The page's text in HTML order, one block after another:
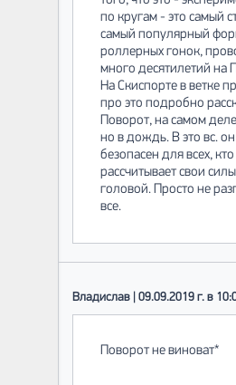
по кругам - это самый
самый популярный
роллерных гонок,
много десятилетий на
На Скиспорте в ветке
про это подробно
Поворот, на самом
но в дождь. В это вс.
безопасен для всех, кто
рассчитывает свои
головой. Просто не
все.
Владислав | 09.09.2019 г. в
Поворот не виноват*